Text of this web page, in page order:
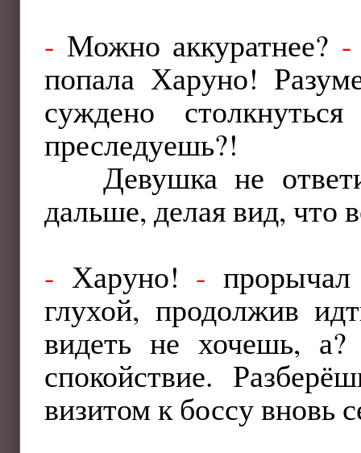
- Можно аккуратнее? -
попала Харуно!
суждено
преследуешь?!
Девушка не
дальше, делая вид, что
- Харуно! -
глухой, продолжив
видеть не хочешь,
спокойствие.
визитом к боссу вновь